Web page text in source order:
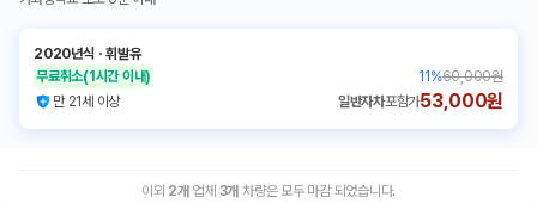
2020년식 ㆍ휘발유
무료취소(1시간 이내) 11 %60,000원
만 21세 이상
일반자차포함가53,000원
이외 2개 업체 3개 차량은 모두 마감 되었습니다.